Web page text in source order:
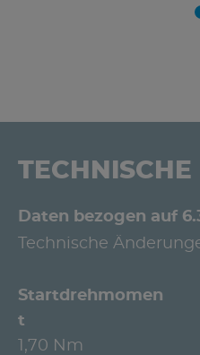
Daten bezogen auf
Technische
Startdrehmomen
t
1,70 Nm